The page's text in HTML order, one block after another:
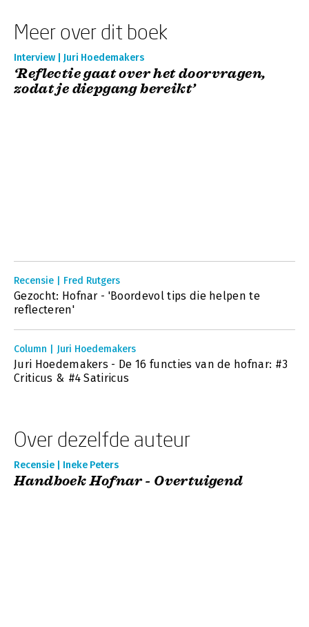
Meer over dit boek
Interview | Juri Hoedemakers
‘Reflectie gaat over het doorvragen,
zodat je diepgang bereikt’
Recensie | Fred Rutgers
Gezocht: Hofnar - 'Boordevol tips die helpen te
reflecteren'
Column | Juri Hoedemakers
Juri Hoedemakers - De 16 functies van de hofnar: #3
Criticus & #4 Satiricus
Over dezelfde auteur
Recensie | Ineke Peters
Handboek Hofnar - Overtuigend